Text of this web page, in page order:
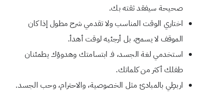
صحيحة سيفقد ثقته بك.
اختاري الوقت المناسب ولا تقدمي شرح مطول إذا كان
الموقف لا يسمح، بل أرجئيه لوقت أهدأ.
استخدمي لغة الجسد، فـ ابتسامتك وهدوؤك يطمئنان
طفلك أكثر من كلماتك.
اربطِي بالمبادئ مثل الخصوصية، والاحترام، وحب الجسد.